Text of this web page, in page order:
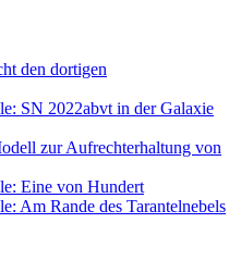
den dortigen
SN 2022abvt in der Galaxie
zur Aufrechterhaltung von
Eine von Hundert
Am Rande des Tarantelnebels